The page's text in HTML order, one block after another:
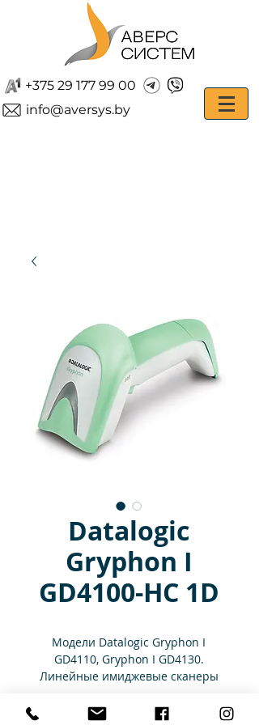
+375 29 177 99 00
info@aversys.by
Datalogic
Gryphon I
GD4100-HC 1D
Модели Datalogic Gryphon I
GD4110, Gryphon I GD4130.
Линейные имиджевые сканеры
непревзойдённую